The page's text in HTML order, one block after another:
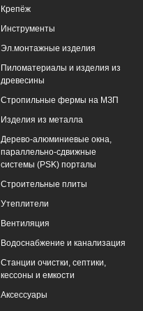
Крепёж
Инструменты
Эл.монтажные изделия
Пиломатериалы и изделия из
древесины
Cтропильные фермы на МЗП
Изделия из металла
Дерево-алюминиевые окна,
параллельно-сдвижные
системы (PSK) порталы
Строительные плиты
Утеплители
Вентиляция
Водоснабжение и канализация
Станции очистки, cептики,
кессоны и емкости
Аксессуары